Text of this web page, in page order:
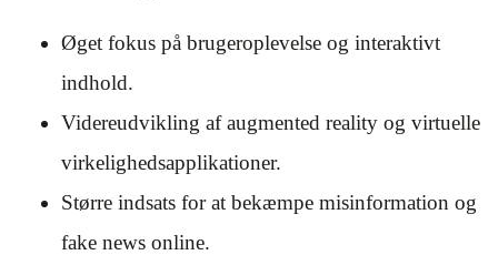
Øget fokus på brugeroplevelse og interaktivt
indhold.
Videreudvikling af augmented reality og virtuelle
virkelighedsapplikationer.
Større indsats for at bekæmpe misinformation og
fake news online.